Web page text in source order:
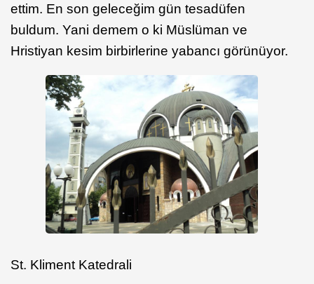
ettim. En son geleceğim gün tesadüfen
buldum. Yani demem o ki Müslüman ve
Hristiyan kesim birbirlerine yabancı görünüyor.
St. Kliment Katedrali